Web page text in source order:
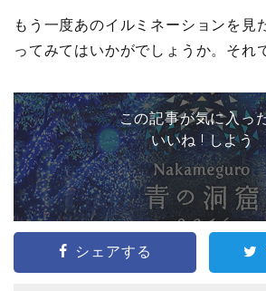
もう一度あのイルミネーションを見
ってみてはいかがでしょうか。それ
この記事が気に入っ
いいね ! しよう
シェアする